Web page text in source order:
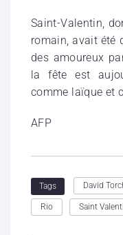
Saint-Valentin,
romain, avait été
des amoureux
la fête est
comme laïque et
AFP
Tags David
Rio Saint